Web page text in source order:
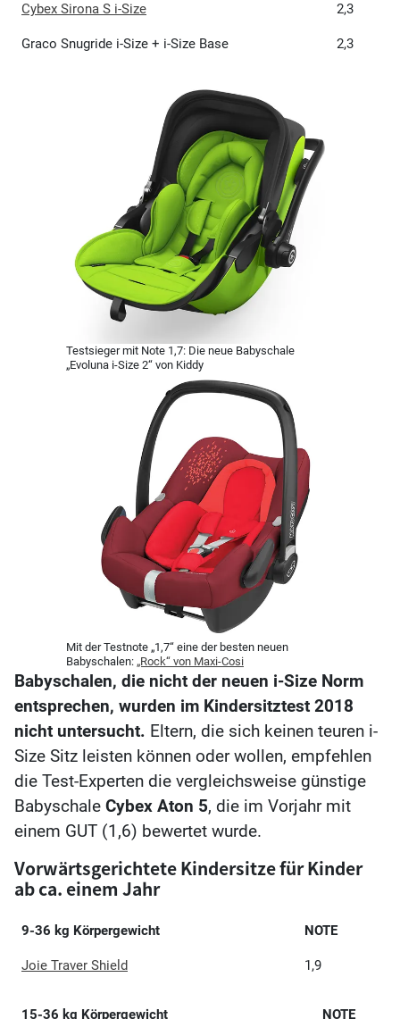
Cybex Sirona S i-Size 2,3
Graco Snugride i-Size + i-Size Base 2,3
Testsieger mit Note 1,7: Die neue Babyschale
„Evoluna i-Size 2“ von Kiddy
Mit der Testnote „1,7“ eine der besten neuen
Babyschalen: „Rock“ von Maxi-Cosi
Babyschalen, die nicht der neuen i-Size Norm
entsprechen, wurden im Kindersitztest 2018
nicht untersucht. Eltern, die sich keinen teuren i-
Size Sitz leisten können oder wollen, empfehlen
die Test-Experten die vergleichsweise günstige
Babyschale Cybex Aton 5, die im Vorjahr mit
einem GUT (1,6) bewertet wurde.
Vorwärtsgerichtete Kindersitze für Kinder
ab ca. einem Jahr
9-36 kg Körpergewicht NOTE
Joie Traver Shield 1,9
15-36 kg Körpergewicht NOTE